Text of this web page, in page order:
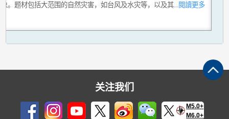
。题材包括大范围的自然灾害，如台风及水灾等，以及其 ...閱讀更多
关注我们
M5.0+
M6.0+